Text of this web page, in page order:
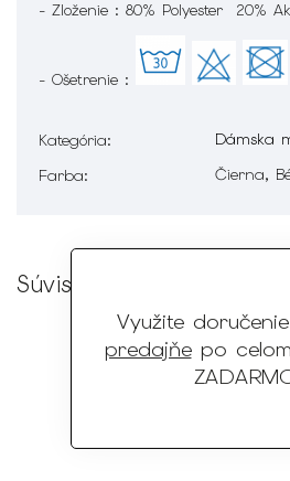
Využite
predajňepo celom
- Zloženie : 80% Polyester 20%
- Ošetrenie :
Kategória:
Dámska
Farba: Čierna,
Súvisiaci tovar